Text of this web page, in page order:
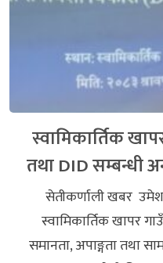
स्वामिकार्तिक
तथा DID सम्बन्धी
सेतीकर्णाली खबर उमेश
स्वामिकार्तिक खापर
समानता, अपाङ्गता तथा